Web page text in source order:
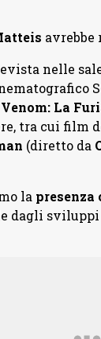
nelle
La
tra cui film
(diretto da
la presenza
dagli